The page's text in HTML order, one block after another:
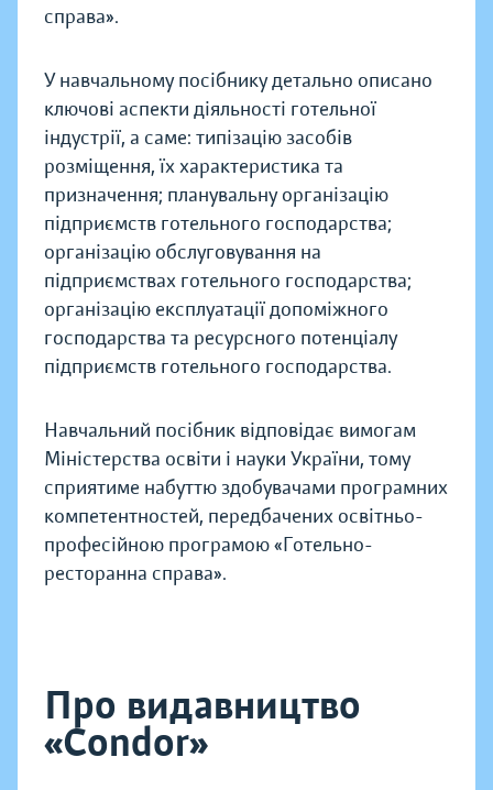
справа».
У навчальному посібнику детально описано
ключові аспекти діяльності готельної
індустрії, а саме: типізацію засобів
розміщення, їх характеристика та
призначення; планувальну організацію
підприємств готельного господарства;
організацію обслуговування на
підприємствах готельного господарства;
організацію експлуатації допоміжного
господарства та ресурсного потенціалу
підприємств готельного господарства.
Навчальний посібник відповідає вимогам
Міністерства освіти і науки України, тому
сприятиме набуттю здобувачами програмних
компетентностей, передбачених освітньо-
професійною програмою «Готельно-
ресторанна справа».
Про видавництво
«Condor»